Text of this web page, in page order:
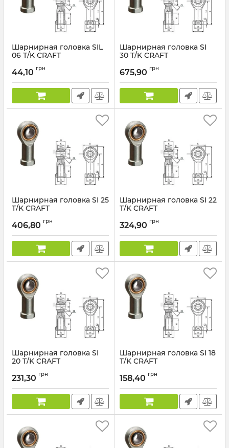
Шарнирная головка SIL
06 T/K CRAFT
44,10 грн
Шарнирная головка SI
30 T/K CRAFT
675,90 грн
Шарнирная головка SI 25
T/K CRAFT
406,80 грн
Шарнирная головка SI 22
T/K CRAFT
324,90 грн
Шарнирная головка SI
20 T/K CRAFT
231,30 грн
Шарнирная головка SI 18
T/K CRAFT
158,40 грн